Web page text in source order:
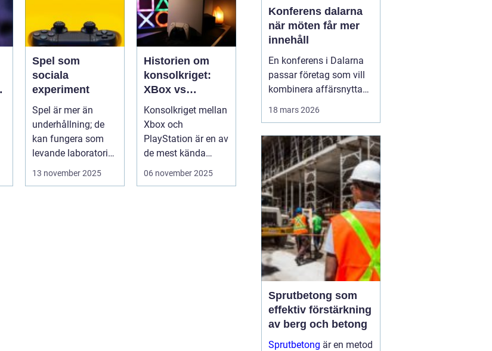
Spel som
sociala
experiment
Spel är mer än
underhållning; de
kan fungera som
levande laboratorier
för m&aum...
13 november 2025
Historien om
konsolkriget:
XBox vs
PlayStation
Konsolkriget mellan
Xbox och
PlayStation är en av
de mest kända
rivaliteterna i
06 november 2025
Konferens dalarna
när möten får mer
innehåll
En konferens i Dalarna
passar företag som vill
kombinera affärsnytta
landsbygd, djupa skogar,
glittrande sjöar och en
levande kulturhistoria
mitt i Sverige, på rimligt
avstånd från storst...
18 mars 2026
Sprutbetong som
effektiv förstärkning
av berg och betong
Sprutbetong är en metod